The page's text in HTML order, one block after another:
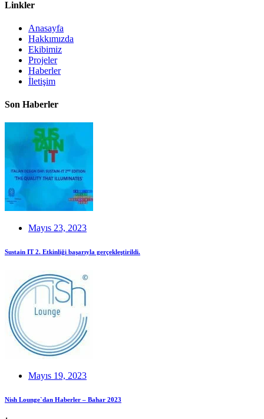
Linkler
Anasayfa
Hakkımızda
Ekibimiz
Projeler
Haberler
İletişim
Son Haberler
Mayıs 23, 2023
Sustain IT 2. Etkinliği başarıyla gerçekleştirildi.
Mayıs 19, 2023
Nish Lounge`dan Haberler – Bahar 2023